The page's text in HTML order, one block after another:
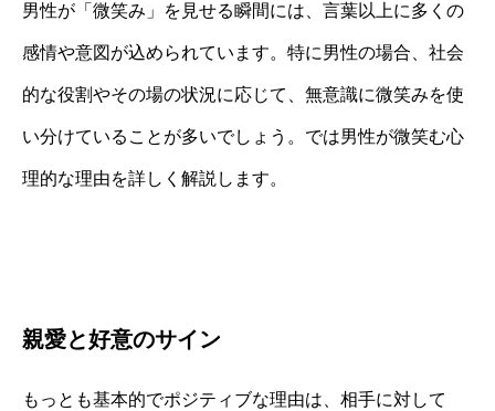
男性が「微笑み」を見せる瞬間には、言葉以上に多くの
感情や意図が込められています。特に男性の場合、社会
的な役割やその場の状況に応じて、無意識に微笑みを使
い分けていることが多いでしょう。では男性が微笑む心
理的な理由を詳しく解説します。
親愛と好意のサイン
もっとも基本的でポジティブな理由は、相手に対して